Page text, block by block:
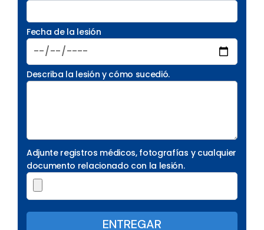
Fecha de la lesión
Describa la lesión y cómo sucedió.
Adjunte registros médicos, fotografías y cualquier
documento relacionado con la lesión.